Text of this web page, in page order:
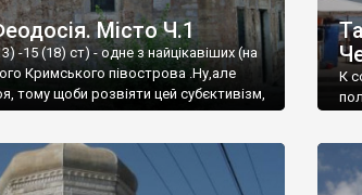
Місто Ч.1
-15 (18) ст) - одне з найцікавіших (на
Кримського півострова .Ну,але
тому щоби розвіяти цей субєктивізм,
це
К